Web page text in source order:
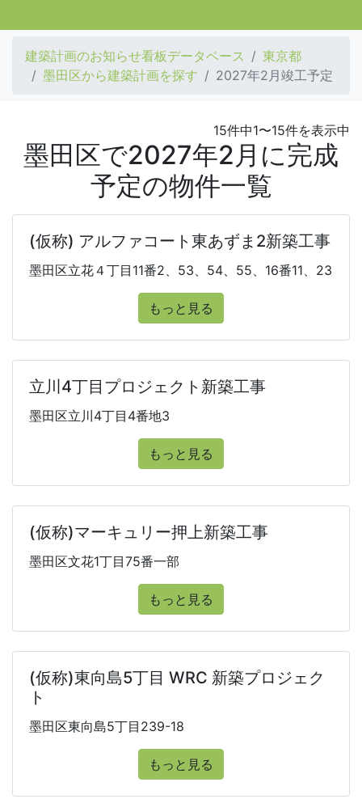
建築計画のお知らせ看板データベース
東京都
墨田区から建築計画を探す
2027年2月竣工予定
15件中1〜15件を表示中
墨田区で2027年2月に完成
予定の物件一覧
(仮称) アルファコート東あずま2新築工事
墨田区立花４丁目11番2、53、54、55、16番11、23
もっと見る
立川4丁目プロジェクト新築工事
墨田区立川4丁目4番地3
もっと見る
(仮称)マーキュリー押上新築工事
墨田区文花1丁目75番一部
もっと見る
(仮称)東向島5丁目 WRC 新築プロジェク
ト
墨田区東向島5丁目239-18
もっと見る